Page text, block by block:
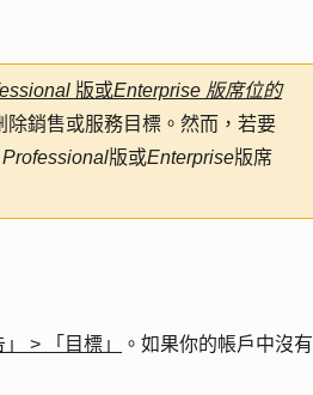
版或Enterprise 版席位的
除銷售或服務目標。然而，若要
Professional版或Enterprise版席
> 「目標」
。如果你的帳戶中沒有